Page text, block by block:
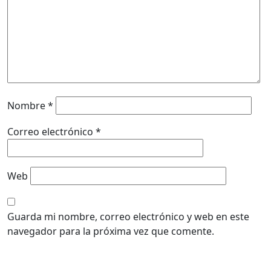
Nombre*
Correo electrónico *
Web
Guarda mi nombre, correo electrónico y web en este
navegador para la próxima vez que comente.